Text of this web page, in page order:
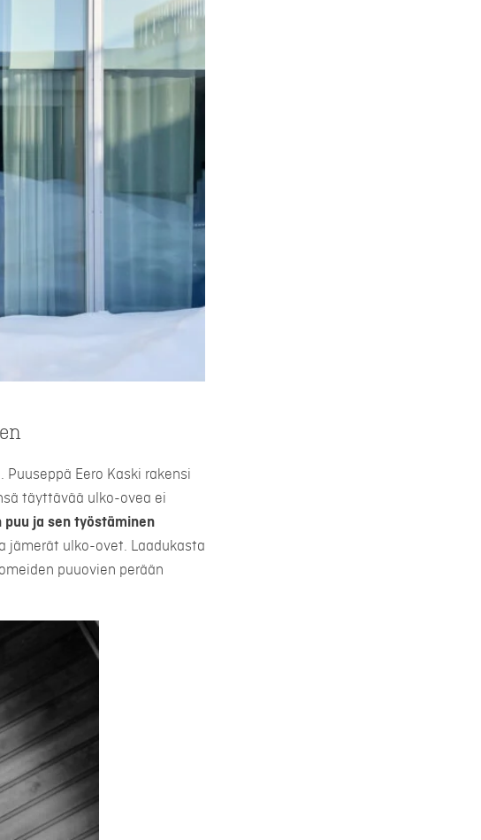
Eero Kaski rakensi
täyttävää ulko-ovea ei
puu ja sen työstäminen
jämerät ulko-ovet. Laadukasta
puuovien perään